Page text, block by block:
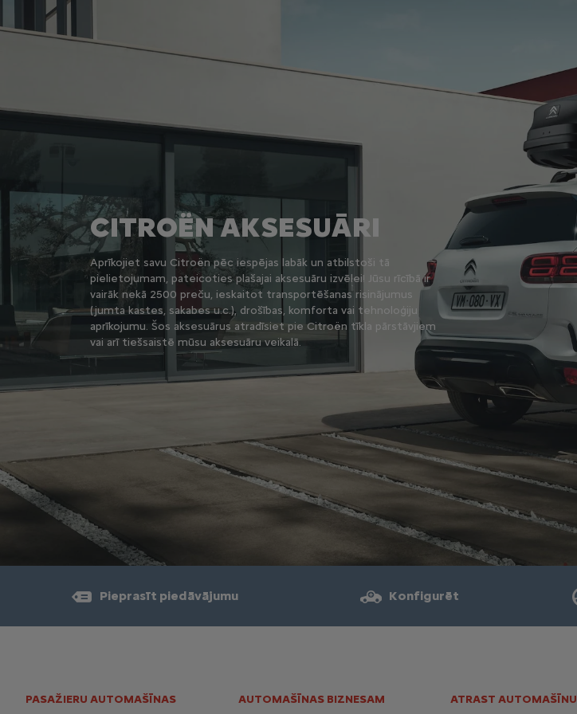
CITROËN AKSESUĀRI
Aprīkojiet savu Citroën pēc iespējas labāk un atbilstoši tā
pielietojumam, pateicoties plašajai aksesuāru izvēlei! Jūsu rīcībā ir
vairāk nekā 2500 preču, ieskaitot transportēšanas risinājumus
(jumta kastes, sakabes u.c.), drošības, komforta vai tehnoloģiju
aprīkojumu. Šos aksesuārus atradīsiet pie Citroën tīkla pārstāvjiem
vai arī tiešsaistē mūsu aksesuāru veikalā.
Pieprasīt piedāvājumu Konfigurēt
PASAŽIERU AUTOMAŠĪNAS AUTOMAŠĪNAS BIZNESAM ATRAST AUTOMAŠĪNU